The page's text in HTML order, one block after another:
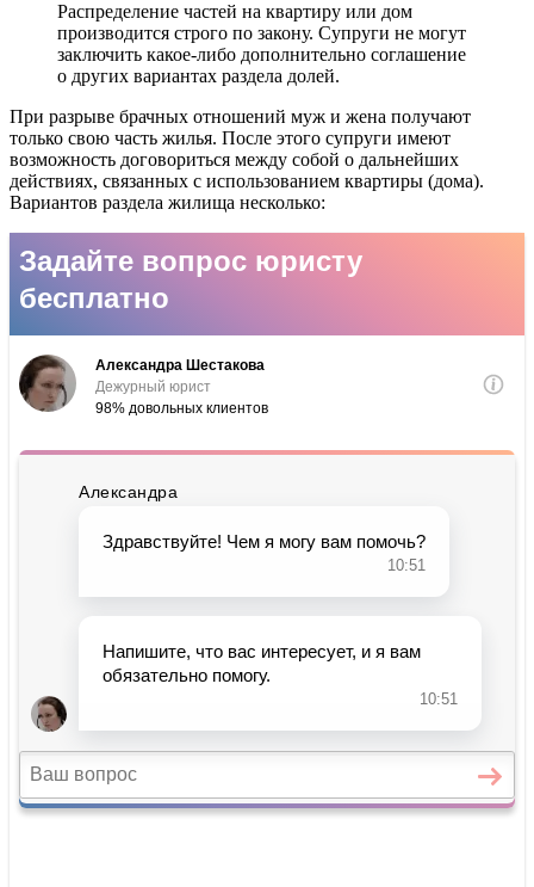
Распределение частей на квартиру или дом
производится строго по закону. Супруги не могут
заключить какое-либо дополнительно соглашение
о других вариантах раздела долей.
При разрыве брачных отношений муж и жена получают
только свою часть жилья. После этого супруги имеют
возможность договориться между собой о дальнейших
действиях, связанных с использованием квартиры (дома).
Вариантов раздела жилища несколько: